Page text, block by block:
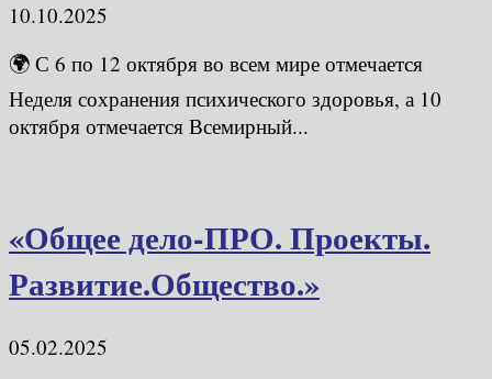
10.10.2025
🌍 С 6 по 12 октября во всем мире отмечается
Неделя сохранения психического здоровья, а 10
октября отмечается Всемирный...
«Общее дело-ПРО. Проекты.
Развитие.Общество.»
05.02.2025